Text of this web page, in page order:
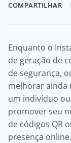
COMPARTILHAR
Enquanto o
de geração de
de segurança,
melhorar ainda
um indivíduo
promover seu
de códigos QR
presença online.